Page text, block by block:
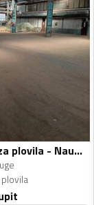
Zimovnik za plovila - Nautičke usluge